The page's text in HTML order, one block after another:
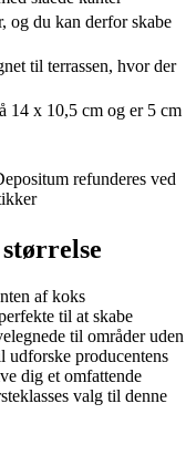
og du kan derfor skabe
til terrassen, hvor der
14 x 10,5 cm og er 5 cm
refunderes ved
af koks
til at skabe
til områder uden
udforske producentens
dig et omfattende
valg til denne